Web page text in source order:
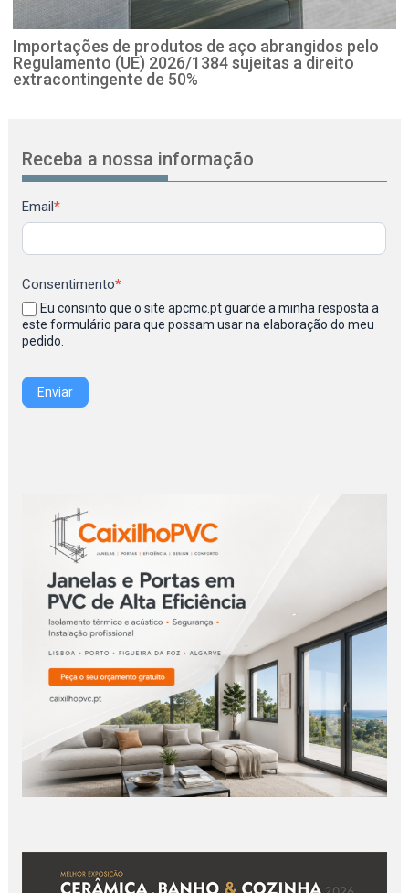
Importações de produtos de aço abrangidos pelo
Regulamento (UE) 2026/1384 sujeitas a direito
extracontingente de 50%
Receba a nossa informação
Newsletter
Email*
Consentimento*
Eu consinto que o site apcmc.pt guarde a minha resposta a
este formulário para que possam usar na elaboração do meu
pedido.
Enviar